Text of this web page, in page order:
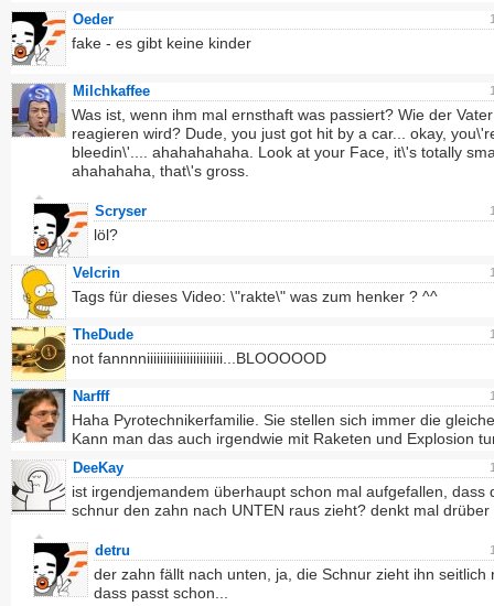
Oeder
fake - es gibt keine kinder
Milchkaffee
Was ist, wenn ihm mal ernsthaft was passiert? Wie der
reagieren wird? Dude, you just got hit by a car... okay,
bleedin\'.... ahahahahaha. Look at your Face, it\'s totally
ahahahaha, that\'s gross.
Scryser
löl?
Velcrin
Tags für dieses Video: \"rakte\" was zum henker ? ^^
TheDude
not fannnniiiiiiiiiiiiiiiiiiiiiii...BLOOOOOD
Narfff
Haha Pyrotechnikerfamilie. Sie stellen sich immer die
Kann man das auch irgendwie mit Raketen und Explosion
DeeKay
ist irgendjemandem überhaupt schon mal aufgefallen, dass
schnur den zahn nach UNTEN raus zieht? denkt mal drüber
detru
der zahn fällt nach unten, ja, die Schnur zieht ihn seitlich
dass passt schon...